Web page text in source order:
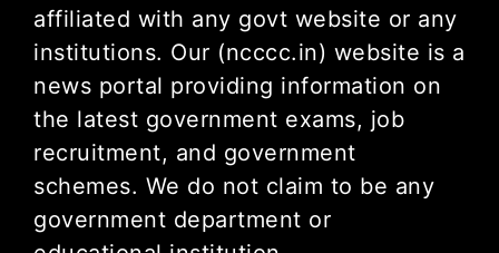
affiliated with any govt website or any
institutions. Our (ncccc.in) website is a
news portal providing information on
the latest government exams, job
recruitment, and government
schemes. We do not claim to be any
government department or